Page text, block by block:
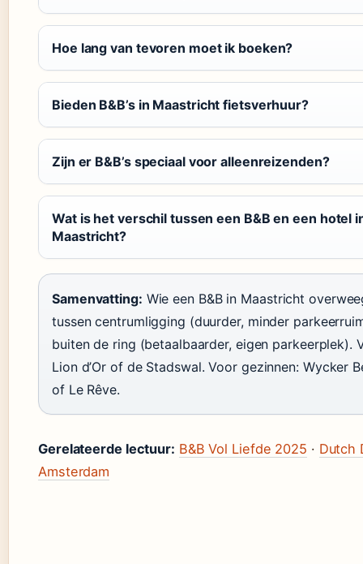
Hoe lang van tevoren moet ik boeken?
Bieden B&B’s in Maastricht fietsverhuur?
Zijn er B&B’s speciaal voor alleenreizenden?
Wat is het verschil tussen een B&B en een hotel
Maastricht?
Samenvatting: Wie een B&B in Maastricht
tussen centrumligging (duurder, minder
buiten de ring (betaalbaarder, eigen parkeerplek).
Lion d’Or of de Stadswal. Voor gezinnen: Wycker
of Le Rêve.
Gerelateerde lectuur: B&B Vol Liefde 2025 · Dutch
Amsterdam